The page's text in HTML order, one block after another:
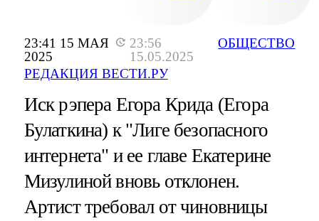
23:41 15 МАЯ
2025
23:56
15.05.2025
РЕДАКЦИЯ ВЕСТИ.РУ
ОБЩЕСТВО
Иск рэпера Егора Крида (Егора
Булаткина) к "Лиге безопасного
интернета" и ее главе Екатерине
Мизулиной вновь отклонен.
Артист требовал от чиновницы